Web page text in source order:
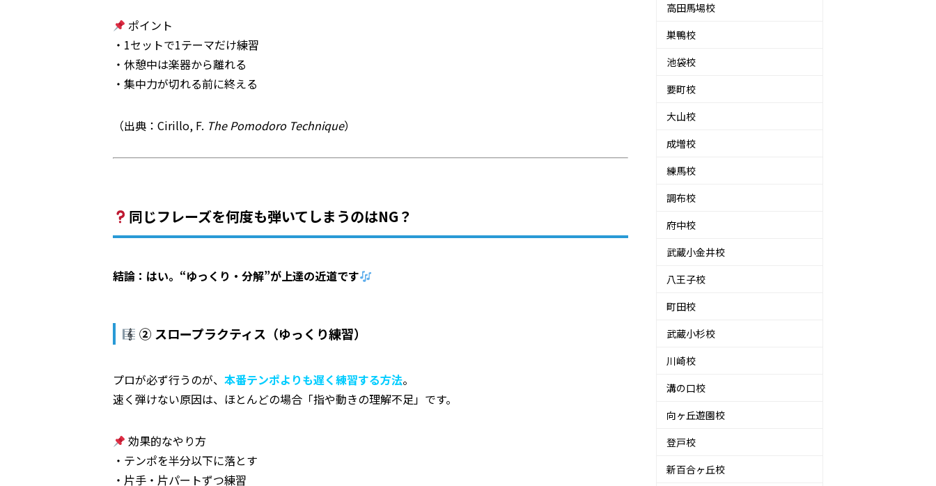
ポイント
・1セットで1テーマだけ練習
・休憩中は楽器から離れる
・集中力が切れる前に終える
（出典：Cirillo, F. The Pomodoro Technique）
同じフレーズを何度も弾いてしまうのはNG？
結論：はい。“ゆっくり・分解”が上達の近道です
② スロープラクティス（ゆっくり練習）
プロが必ず行うのが、 本番テンポよりも遅く練習する方法。
速く弾けない原因は、ほとんどの場合「指や動きの理解不足」です。
効果的なやり方
・テンポを半分以下に落とす
・片手・片パートずつ練習
高田馬場校
巣鴨校
池袋校
要町校
大山校
成増校
練馬校
調布校
府中校
武蔵小金井校
八王子校
町田校
武蔵小杉校
川崎校
溝の口校
向ヶ丘遊園校
登戸校
新百合ヶ丘校